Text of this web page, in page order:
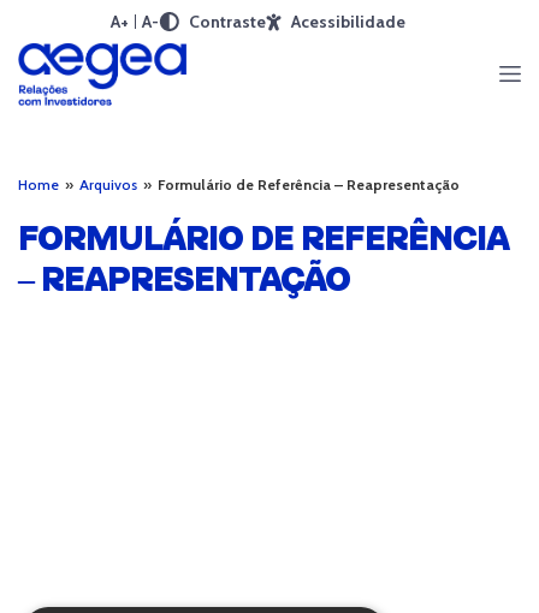
A+ A- Contraste Acessibilidade
Home » Arquivos » Formulário de Referência – Reapresentação
FORMULÁRIO DE REFERÊNCIA
– REAPRESENTAÇÃO